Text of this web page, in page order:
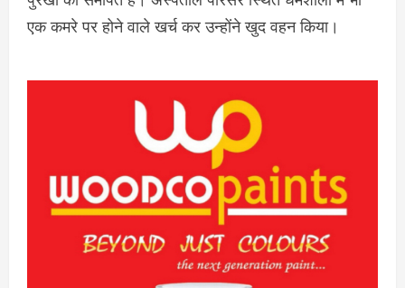
एक कमरे पर होने वाले खर्च कर उन्होंने खुद वहन किया।